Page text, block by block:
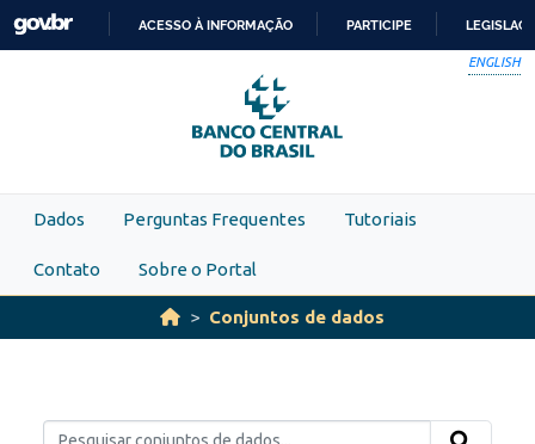
Skip to main content
PARA
O
CONTEÚDO
ACESSO À INFORMAÇÃO PARTICIPE
ENGLISH
Dados Perguntas Frequentes Tutoriais
Contato Sobre o Portal
Conjuntos de dados